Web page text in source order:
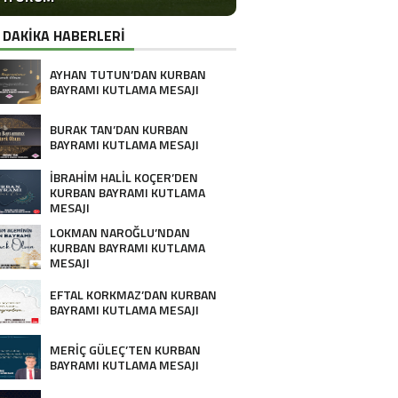
HABERLERİ
AYHAN TUTUN’DAN KURBAN
BAYRAMI KUTLAMA MESAJI
BURAK TAN’DAN KURBAN
BAYRAMI KUTLAMA MESAJI
İBRAHİM HALİL KOÇER’DEN
KURBAN BAYRAMI KUTLAMA
MESAJI
LOKMAN NAROĞLU’NDAN
KURBAN BAYRAMI KUTLAMA
MESAJI
EFTAL KORKMAZ’DAN KURBAN
BAYRAMI KUTLAMA MESAJI
MERİÇ GÜLEÇ’TEN KURBAN
BAYRAMI KUTLAMA MESAJI